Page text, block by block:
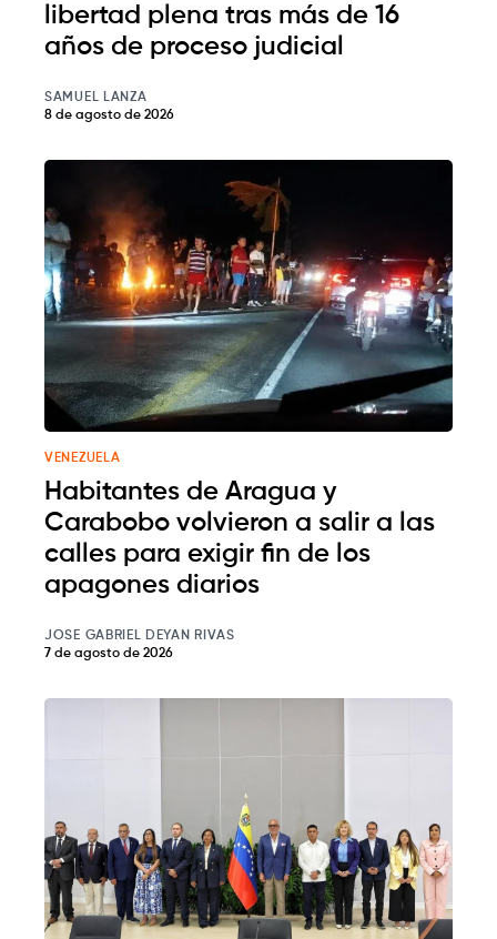
libertad plena tras más de 16
años de proceso judicial
SAMUEL LANZA
8 de agosto de 2026
VENEZUELA
Habitantes de Aragua y
Carabobo volvieron a salir a las
calles para exigir fin de los
apagones diarios
JOSE GABRIEL DEYAN RIVAS
7 de agosto de 2026